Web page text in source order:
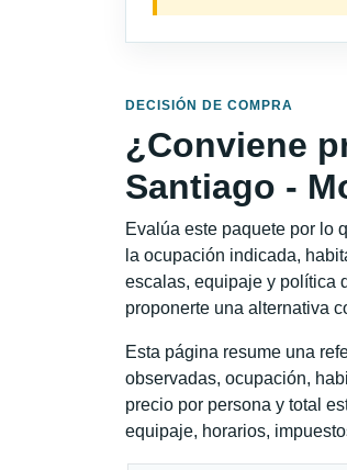
DECISIÓN DE COMPRA
¿Conviene
Santiago -
Evalúa este paquete por lo
la ocupación indicada,
escalas, equipaje y política
proponerte una alternativa
Esta página resume una
observadas, ocupación,
precio por persona y total
equipaje, horarios,